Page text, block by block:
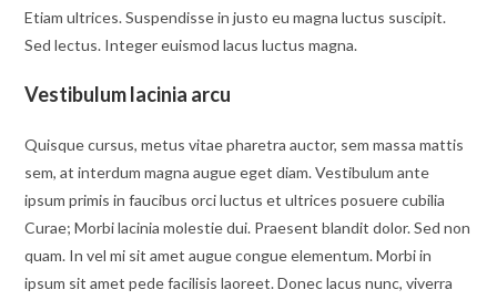
Etiam ultrices. Suspendisse in justo eu magna luctus suscipit.
Sed lectus. Integer euismod lacus luctus magna.
Vestibulum lacinia arcu
Quisque cursus, metus vitae pharetra auctor, sem massa mattis
sem, at interdum magna augue eget diam. Vestibulum ante
ipsum primis in faucibus orci luctus et ultrices posuere cubilia
Curae; Morbi lacinia molestie dui. Praesent blandit dolor. Sed non
quam. In vel mi sit amet augue congue elementum. Morbi in
ipsum sit amet pede facilisis laoreet. Donec lacus nunc, viverra